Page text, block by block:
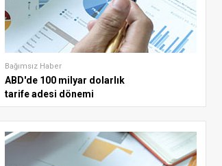
Bağımsız Haber
ABD'de 100 milyar dolarlık
tarife adesi dönemi